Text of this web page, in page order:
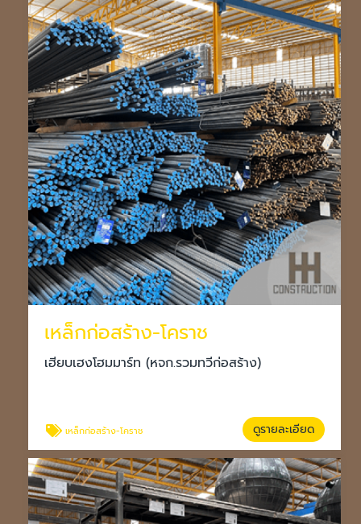
เหล็กก่อสร้าง-โคราช
เฮียบเฮงโฮมมาร์ท (หจก.รวมทวีก่อสร้าง)
เหล็กก่อสร้าง-โคราช ดูรายละเอียด